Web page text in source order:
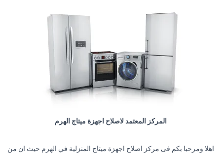
المركز المعتمد لاصلاح اجهزة ميتاج الهرم
اهلا ومرحبا بكم فى مركز اصلاح اجهزة ميتاج المنزلية في الهرم حيث ان من